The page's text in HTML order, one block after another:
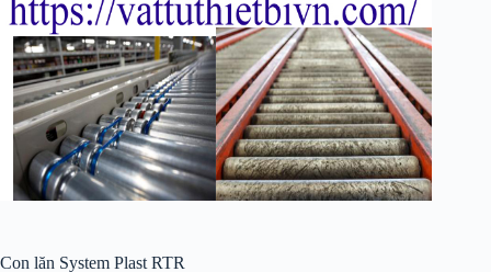
Con lăn System Plast RTR